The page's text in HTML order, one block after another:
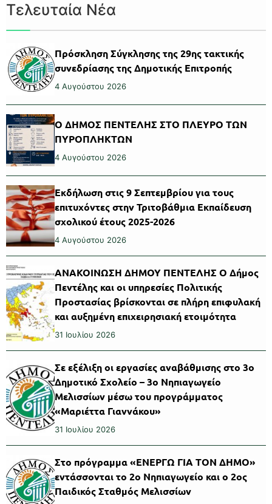
Τελευταία Νέα
Πρόσκληση Σύγκλησης της 29ης τακτικής
συνεδρίασης της Δημοτικής Επιτροπής
4 Αυγούστου 2026
Ο ΔΗΜΟΣ ΠΕΝΤΕΛΗΣ ΣΤΟ ΠΛΕΥΡΟ ΤΩΝ
ΠΥΡΟΠΛΗΚΤΩΝ
4 Αυγούστου 2026
Εκδήλωση στις 9 Σεπτεμβρίου για τους
επιτυχόντες στην Τριτοβάθμια Εκπαίδευση
σχολικού έτους 2025-2026
4 Αυγούστου 2026
ΑΝΑΚΟΙΝΩΣΗ ΔΗΜΟΥ ΠΕΝΤΕΛΗΣ Ο Δήμος
Πεντέλης και οι υπηρεσίες Πολιτικής
Προστασίας βρίσκονται σε πλήρη επιφυλακή
και αυξημένη επιχειρησιακή ετοιμότητα
31 Ιουλίου 2026
Σε εξέλιξη οι εργασίες αναβάθμισης στο 3ο
Δημοτικό Σχολείο – 3ο Νηπιαγωγείο
Μελισσίων μέσω του προγράμματος
«Μαριέττα Γιαννάκου»
31 Ιουλίου 2026
Στο πρόγραμμα «ΕΝΕΡΓΩ ΓΙΑ ΤΟΝ ΔΗΜΟ»
εντάσσονται το 2ο Νηπιαγωγείο και ο 2ος
Παιδικός Σταθμός Μελισσίων